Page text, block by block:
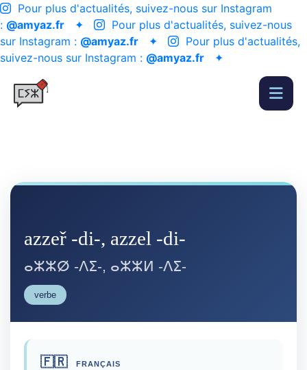
Pour plus d'actualités, suivez-nous sur Instagram
: @amyaz.fr ✦
Pour plus d'actualités, suivez-nous
sur Instagram : @amyaz.fr ✦
Pour plus d'actualités,
suivez-nous sur Instagram : @amyaz.fr ✦
azzeř -di-, azzel -di-
ⴰⵣⵣⵁ -ⴷⵉ-, ⴰⵣⵣⵍ -ⴷⵉ-
verbe
🇫🇷 FRANÇAIS